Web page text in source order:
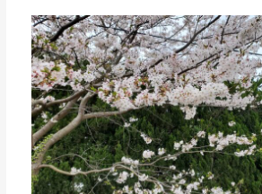
春
だ！
サ
ク
ラ
だ！
お
花
見